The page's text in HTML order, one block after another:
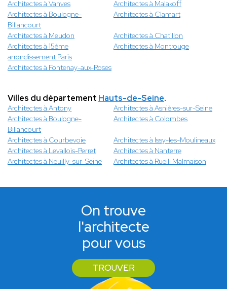
Architectes à Vanves
Architectes à Malakoff
Architectes à Boulogne-
Billancourt
Architectes à Clamart
Architectes à Meudon
Architectes à Chatillon
Architectes à 15ème
arrondissement Paris
Architectes à Montrouge
Architectes à Fontenay-aux-Roses
Villes du département Hauts-de-Seine.
Architectes à Antony
Architectes à Asnières-sur-Seine
Architectes à Boulogne-
Billancourt
Architectes à Colombes
Architectes à Courbevoie
Architectes à Issy-les-Moulineaux
Architectes à Levallois-Perret
Architectes à Nanterre
Architectes à Neuilly-sur-Seine
Architectes à Rueil-Malmaison
On trouve
l'architecte
pour vous
TROUVER